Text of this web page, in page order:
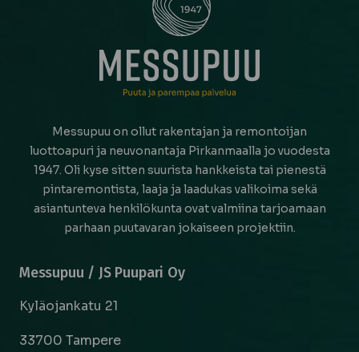
Messupuu on ollut rakentajan ja remontoijan
luottoapuri ja neuvonantaja Pirkanmaalla jo vuodesta
1947. Oli kyse sitten suurista hankkeista tai pienestä
pintaremontista, laaja ja laadukas valikoima sekä
asiantunteva henkilökunta ovat valmiina tarjoamaan
parhaan puutavaran jokaiseen projektiin.
Messupuu / JS Puupari Oy
Kyläojankatu 21
33700 Tampere